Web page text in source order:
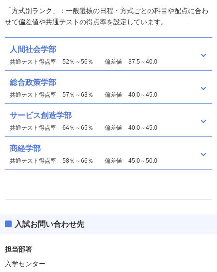
「方式別ランク」：一般選抜の日程・方式ごとの科目や配点に合わ
せて偏差値や共通テストの得点率を設定しています。
人間社会学部
共通テスト得点率 52％～56％ 偏差値 37.5～40.0
総合政策学部
共通テスト得点率 57％～63％ 偏差値 40.0～45.0
サービス創造学部
共通テスト得点率 64％～65％ 偏差値 40.0～45.0
商経学部
共通テスト得点率 58％～66％ 偏差値 45.0～50.0
偏差値
総合政策学部
入試お問い合わせ先
担当部署
入学センター